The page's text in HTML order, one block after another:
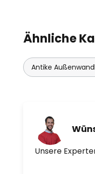
Ähnliche
Antike
Unsere